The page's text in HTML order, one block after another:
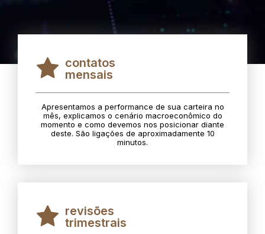
contatos
mensais
Apresentamos a performance de sua carteira no
mês, explicamos o cenário macroeconômico do
momento e como devemos nos posicionar diante
deste. São ligações de aproximadamente 10
minutos.
revisões
trimestrais